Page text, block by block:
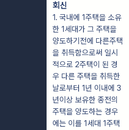
회신
1. 국내에 1주택을 소유
한 1세대가 그 주택을
양도하기전에 다른주택
을 취득함으로써 일시
적으로 2주택이 된 경
우 다른 주택을 취득한
날로부터 1년 이내에 3
년이상 보유한 종전의
주택을 양도하는 경우
에는 이를 1세대 1주택